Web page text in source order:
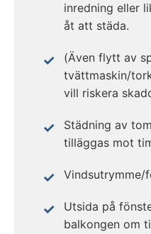
inredning eller
åt att städa.
(Även flytt av
tvättmaskin/
vill riskera
Städning av
tilläggas mot
Vindsutrymme/
Utsida på
balkongen om